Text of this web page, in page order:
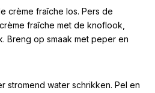
crème fraîche los. Pers de
fraîche met de knoflook,
Breng op smaak met peper en
stromend water schrikken. Pel en